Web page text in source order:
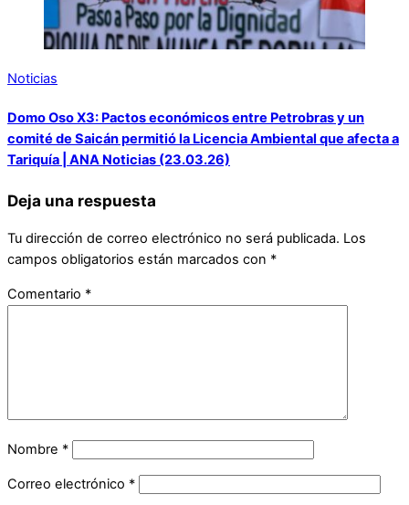
Noticias
Domo Oso X3: Pactos económicos entre Petrobras y un
comité de Saicán permitió la Licencia Ambiental que afecta a
Tariquía | ANA Noticias (23.03.26)
Deja una respuesta
Tu dirección de correo electrónico no será publicada. Los
campos obligatorios están marcados con *
Comentario *
Nombre *
Correo electrónico *